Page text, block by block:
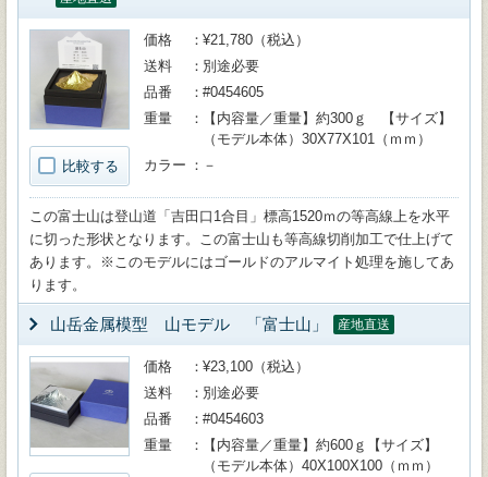
比較する
価格
¥21,780（税込）
送料
別途必要
品番
#0454605
重量
【内容量／重量】約300ｇ 【サイズ】
（モデル本体）30X77X101（ｍｍ）
カラー
－
この富士山は登山道「吉田口1合目」標高1520ｍの等高線上を水平
に切った形状となります。この富士山も等高線切削加工で仕上げて
あります。※このモデルにはゴールドのアルマイト処理を施してあ
ります。
山岳金属模型 山モデル 「富士山」 産地直送
価格
¥23,100（税込）
送料
別途必要
品番
#0454603
重量
【内容量／重量】約600ｇ【サイズ】
（モデル本体）40X100X100（ｍｍ）